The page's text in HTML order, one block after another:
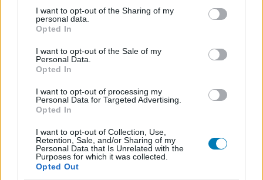
not limited to your visit or usage behaviour. You may click to
grant or deny consent to Google and its third-party tags to
use your data for below specified purposes in below Google
consent section.
I want to opt-out of the Sharing of my
personal data.
Opted In
I want to opt-out of the Sale of my
Personal Data.
Opted In
I want to opt-out of processing my
Personal Data for Targeted Advertising.
Opted In
I want to opt-out of Collection, Use,
Retention, Sale, and/or Sharing of my
Personal Data that Is Unrelated with the
Purposes for which it was collected.
Opted Out
Míg síri csend övezi a Sherlock Holmes vs. Jack The
bukkant elő az utolsó előtti kaland, a Cthulhu-mítoszt és
Holmes világát meglepően jól elegyítő The Awakened
felújított verziója. Wael Amr, a Frogwares feje úgy vélte
és véli, hogy érdemes hallgatni a vásárlók
visszajelzésére. Sokan kifogásolták ugyanis, hogy a
point & click The Case of the Silver Earring után teljes
3D-be, sőt first person nézetbe váltott a sorozat. Ennek
megfelelően a már továbbfejlesztett grafikus motorral
(pl. HDR, mint újdonság) szerelt Sherlock Holmes: The